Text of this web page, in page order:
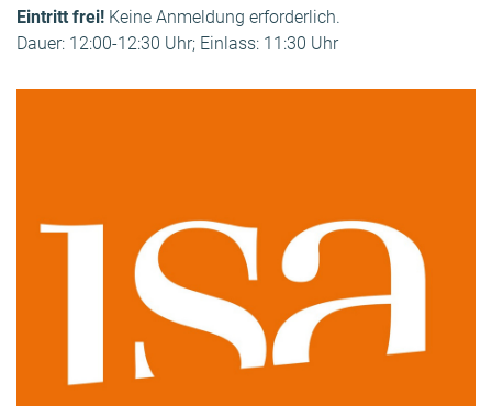
Eintritt frei! Keine Anmeldung erforderlich.
Dauer: 12:00-12:30 Uhr; Einlass: 11:30 Uhr